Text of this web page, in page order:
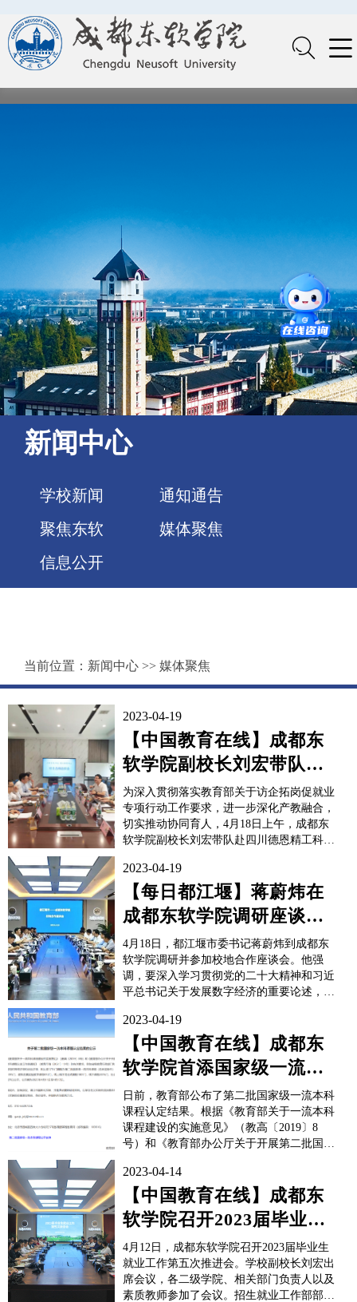
新闻中心
学校新闻
通知通告
聚焦东软
媒体聚焦
信息公开
当前位置： 新闻中心 >> 媒体聚焦
2023-04-19
【中国教育在线】成都东
软学院副校长刘宏带队开
展访企拓岗促就业专项行
动
为深入贯彻落实教育部关于访企拓岗促就业
专项行动工作要求，进一步深化产教融合，
切实推动协同育人，4月18日上午，成都东
软学院副校长刘宏带队赴四川德恩精工科技
科技股份有限公司常务副总经理谢龙德一行
就校企合作展开座谈交流。座谈会上，谢龙
德常务副总经理对刘宏副校长一行表示热烈
欢迎，并期待双方优势...
2023-04-19
【每日都江堰】蒋蔚炜在
成都东软学院调研座谈时
强调，要突出优势互补，
深化交流协...
4月18日，都江堰市委书记蒋蔚炜到成都东
软学院调研并参加校地合作座谈会。他强
调，要深入学习贯彻党的二十大精神和习近
平总书记关于发展数字经济的重要论述，贯
势互补、深化交流协作，打造高水平校地协
同发展共同体，携手走出一条更加宽广的校
地合作新路。成都东软学院校长张应辉出
席。近年来，聚焦地方经...
2023-04-19
【中国教育在线】成都东
软学院首添国家级一流本
科课程
日前，教育部公布了第二批国家级一流本科
课程认定结果。根据《教育部关于一流本科
课程建设的实施意见》（教高〔2019〕8
号）和《教育部办公厅关于开展第二批国家
函〔2021〕13号）有关要求，经申报推荐，
网络评审和会议评审，由成都东软学院计算
机与软件学院副院长温荷负责建设，王会、
王泽、骆代富、...
2023-04-14
【中国教育在线】成都东
软学院召开2023届毕业生
就业工作第五次推进会
4月12日，成都东软学院召开2023届毕业生
就业工作第五次推进会。学校副校长刘宏出
席会议，各二级学院、相关部门负责人以及
素质教师参加了会议。招生就业工作部部长